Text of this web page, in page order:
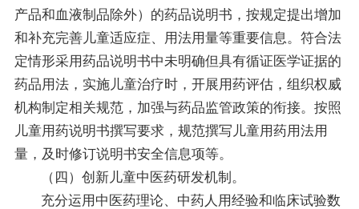
产品和血液制品除外）的药品说明书，按规定提出增加
和补充完善儿童适应症、用法用量等重要信息。符合法
定情形采用药品说明书中未明确但具有循证医学证据的
药品用法，实施儿童治疗时，开展用药评估，组织权威
机构制定相关规范，加强与药品监管政策的衔接。按照
儿童用药说明书撰写要求，规范撰写儿童用药用法用
量，及时修订说明书安全信息项等。
（四）创新儿童中医药研发机制。
充分运用中医药理论、中药人用经验和临床试验数